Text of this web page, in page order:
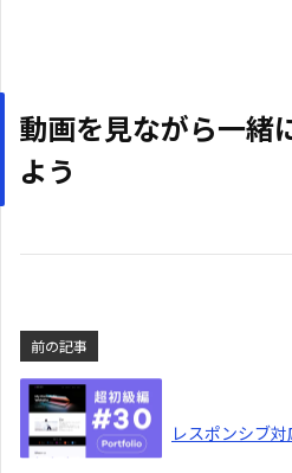
動画を見ながら一緒
よう
前の記事
レスポンシブ対